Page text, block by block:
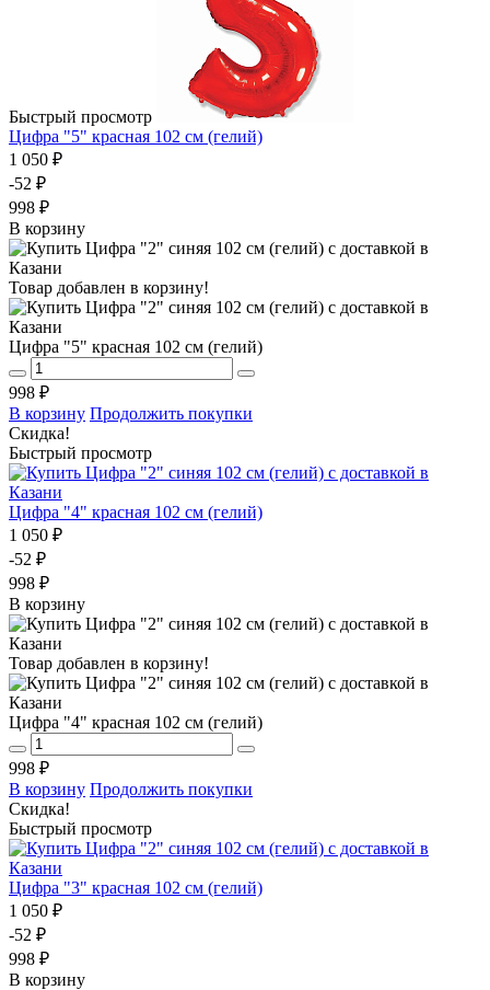
Быстрый просмотр
Цифра "5" красная 102 см (гелий)
1 050 ₽
-52 ₽
998 ₽
В корзину
Товар добавлен в корзину!
Цифра "5" красная 102 см (гелий)
998 ₽
В корзину Продолжить покупки
Скидка!
Быстрый просмотр
Цифра "4" красная 102 см (гелий)
1 050 ₽
-52 ₽
998 ₽
В корзину
Товар добавлен в корзину!
Цифра "4" красная 102 см (гелий)
998 ₽
В корзину Продолжить покупки
Скидка!
Быстрый просмотр
Цифра "3" красная 102 см (гелий)
1 050 ₽
-52 ₽
998 ₽
В корзину